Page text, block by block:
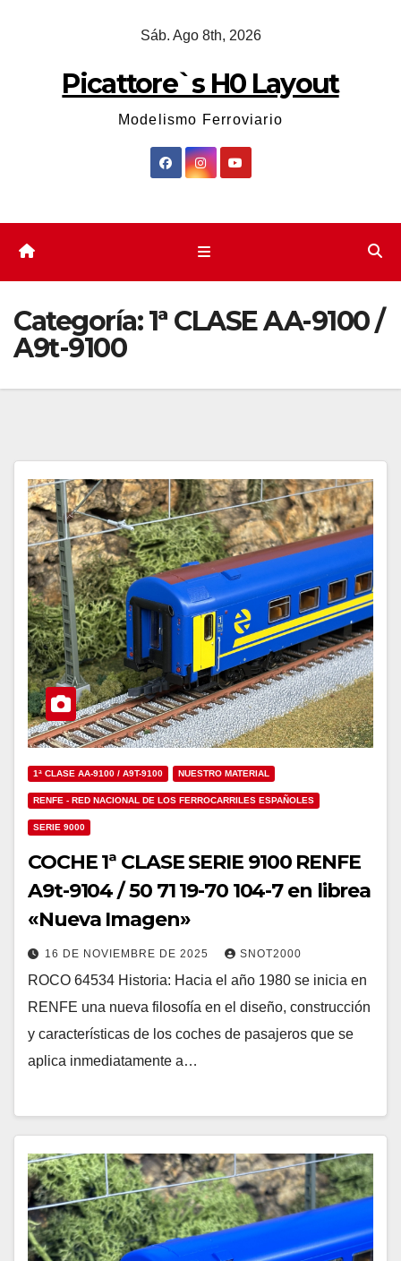
Sáb. Ago 8th, 2026
Picattore`s H0 Layout
Modelismo Ferroviario
Categoría:1ª CLASE AA-9100 /
A9t-9100
1ª CLASE AA-9100 / A9T-9100 NUESTRO MATERIAL
RENFE - RED NACIONAL DE LOS FERROCARRILES ESPAÑOLES
SERIE 9000
COCHE 1ª CLASE SERIE 9100 RENFE
A9t-9104 / 50 71 19-70 104-7 en librea
«Nueva Imagen»
16 DE NOVIEMBRE DE 2025 SNOT2000
ROCO 64534 Historia: Hacia el año 1980 se inicia en
RENFE una nueva filosofía en el diseño, construcción
y características de los coches de pasajeros que se
aplica inmediatamente a…